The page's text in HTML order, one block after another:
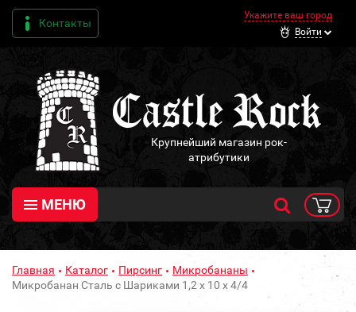
Контакты
Укажите ваш город
Войти
Крупнейший магазин рок-
атрибутики
МЕНЮ
Главная Каталог Пирсинг
Микробананы
Микробанан Сталь с Шариками 1,2 х 10 х 4/4